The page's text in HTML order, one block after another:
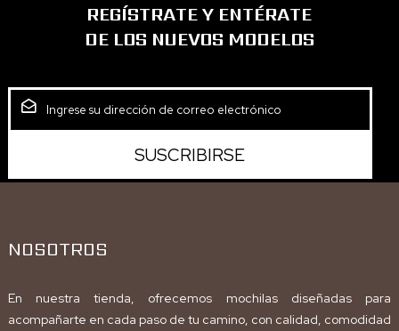
REGÍSTRATE Y ENTÉRATE
DE LOS NUEVOS MODELOS
NOSOTROS
En nuestra tienda, ofrecemos mochilas diseñadas para
acompañarte en cada paso de tu camino, con calidad, comodidad